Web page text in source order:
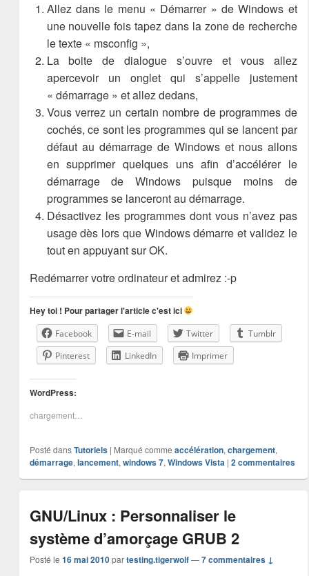
Allez dans le menu « Démarrer » de Windows et
une nouvelle fois tapez dans la zone de recherche
le texte « msconfig »,
La boite de dialogue s’ouvre et vous allez
apercevoir un onglet qui s’appelle justement
« démarrage » et allez dedans,
Vous verrez un certain nombre de programmes de
cochés, ce sont les programmes qui se lancent par
défaut au démarrage de Windows et nous allons
en supprimer quelques uns afin d’accélérer le
démarrage de Windows puisque moins de
programmes se lanceront au démarrage.
Désactivez les programmes dont vous n’avez pas
usage dès lors que Windows démarre et validez le
tout en appuyant sur OK.
Redémarrer votre ordinateur et admirez :-p
Hey toi ! Pour partager l'article c'est ici
Facebook E-mail Twitter
Tumblr
Pinterest
LinkedIn Imprimer
WordPress:
chargement…
Posté dans Tutoriels | Marqué comme accélération, chargement,
démarrage, lancement, windows 7, Windows Vista | 2commentaires
GNU/Linux : Personnaliser le
système d’amorçage GRUB 2
Posté le 16 mai 2010 partesting.tigerwolf —7 commentaires ↓